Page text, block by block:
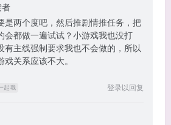
是两个度吧，然后推剧情推任务，把
会都做一遍试试？小游戏我也没打
有主线强制要求我也不会做的，所以
关系应该不大。
起哦 登录以回复